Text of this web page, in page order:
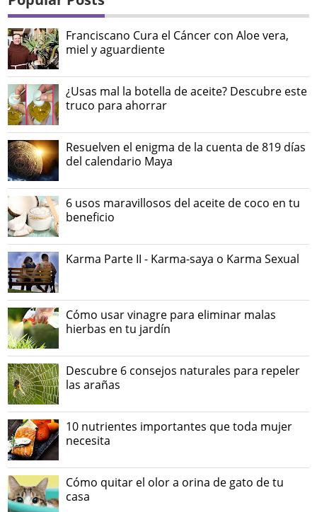
Franciscano Cura el Cáncer con Aloe vera,
miel y aguardiente
¿Usas mal la botella de aceite? Descubre este
truco para ahorrar
Resuelven el enigma de la cuenta de 819 días
del calendario Maya
6 usos maravillosos del aceite de coco en tu
beneficio
Karma Parte II - Karma-saya o Karma Sexual
Cómo usar vinagre para eliminar malas
hierbas en tu jardín
Descubre 6 consejos naturales para repeler
las arañas
10 nutrientes importantes que toda mujer
necesita
Cómo quitar el olor a orina de gato de tu
casa